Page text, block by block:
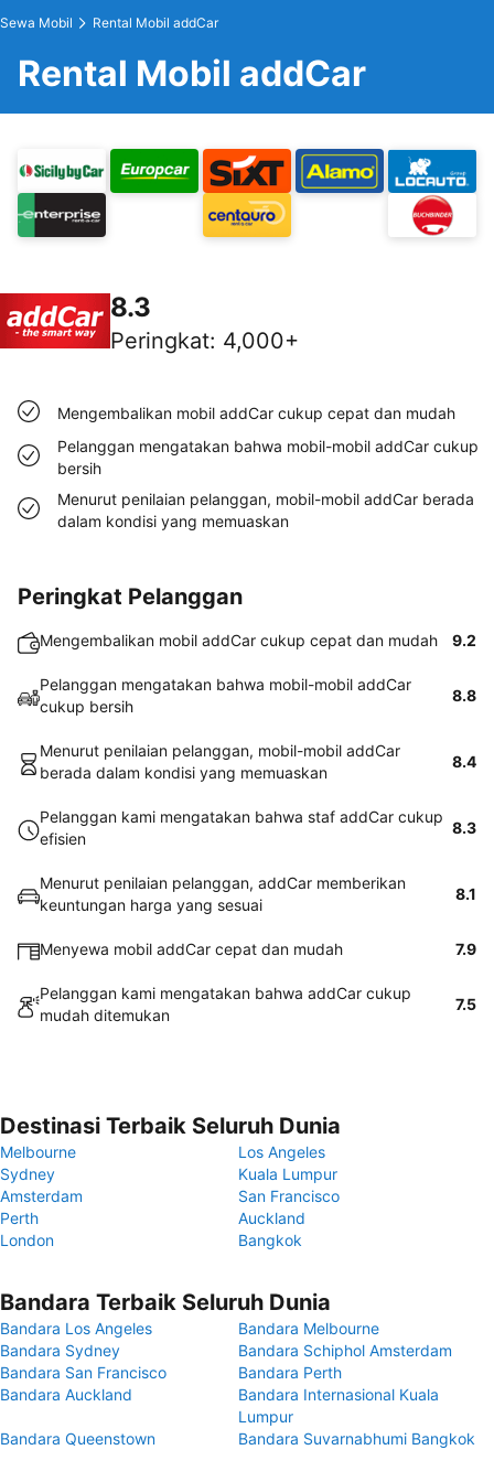
Sewa Mobil Rental Mobil addCar
Rental Mobil addCar
8.3
Peringkat: 4,000+
Mengembalikan mobil addCar cukup cepat dan mudah
Pelanggan mengatakan bahwa mobil-mobil addCar cukup
bersih
Menurut penilaian pelanggan, mobil-mobil addCar berada
dalam kondisi yang memuaskan
Peringkat Pelanggan
Mengembalikan mobil addCar cukup cepat dan mudah 9.2
Pelanggan mengatakan bahwa mobil-mobil addCar
cukup bersih
8.8
Menurut penilaian pelanggan, mobil-mobil addCar
berada dalam kondisi yang memuaskan
8.4
Pelanggan kami mengatakan bahwa staf addCar cukup
efisien
8.3
Menurut penilaian pelanggan, addCar memberikan
keuntungan harga yang sesuai
8.1
Menyewa mobil addCar cepat dan mudah 7.9
Pelanggan kami mengatakan bahwa addCar cukup
mudah ditemukan
7.5
Destinasi Terbaik Seluruh Dunia
Melbourne
Los Angeles
Sydney
Kuala Lumpur
Amsterdam
San Francisco
Perth
Auckland
London
Bangkok
Bandara Terbaik Seluruh Dunia
Bandara Los Angeles
Bandara Melbourne
Bandara Sydney
Bandara Schiphol Amsterdam
Bandara San Francisco
Bandara Perth
Bandara Auckland
Bandara Internasional Kuala
Lumpur
Bandara Queenstown
Bandara Suvarnabhumi Bangkok